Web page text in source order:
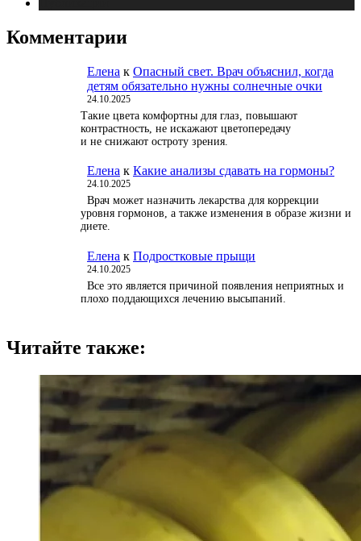
Комментарии
Елена к Опасный свет. Врач объяснил, когда
детям обязательно нужны солнечные очки
24.10.2025
Такие цвета комфортны для глаз, повышают
контрастность, не искажают цветопередачу
и не снижают остроту зрения.
Елена к Какие анализы сдавать на гормоны?
24.10.2025
Врач может назначить лекарства для коррекции
уровня гормонов, а также изменения в образе жизни и
диете.
Елена к Подростковые прыщи
24.10.2025
Все это является причиной появления неприятных и
плохо поддающихся лечению высыпаний.
Читайте также: